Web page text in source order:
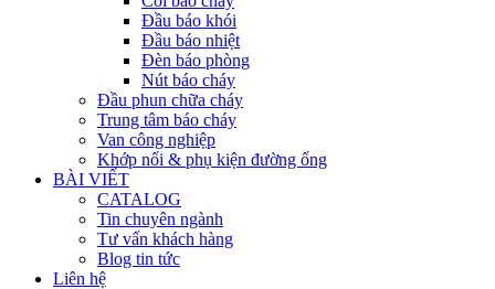
Đầu báo khói
Đầu báo nhiệt
Đèn báo phòng
Nút báo cháy
Đầu phun chữa cháy
Trung tâm báo cháy
Van công nghiệp
Khớp nối & phụ kiện đường ống
BÀI VIẾT
CATALOG
Tin chuyên ngành
Tư vấn khách hàng
Blog tin tức
Liên hệ